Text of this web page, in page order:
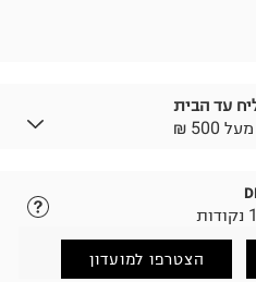
עד הבית
500
לכם,
הצטרפו למועדון